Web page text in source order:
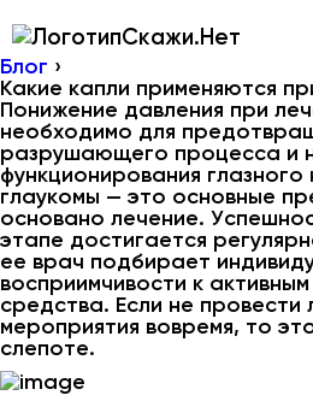
Скажи.Нет
Блог ›
Какие капли применяются
Понижение давления при
необходимо для
разрушающего процесса и
функционирования
глаукомы — это основные
основано лечение.
этапе достигается
ее врач подбирает
восприимчивости к
средства. Если не провести
мероприятия вовремя, то
слепоте.